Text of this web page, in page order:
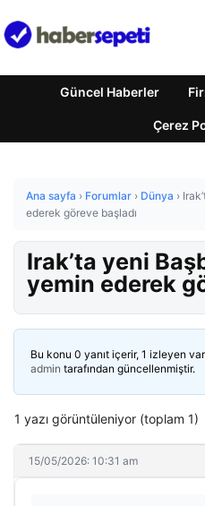
Güncel Haberler
Çerez
Ana sayfa › Forumlar › Dünya ›
ederek göreve başladı
Irak’ta yeni
yemin ederek
Bu konu 0 yanıt içerir, 1 izleyen
admin tarafından güncellenmiştir.
1 yazı görüntüleniyor (toplam 1)
15/05/2026: 10:31 am